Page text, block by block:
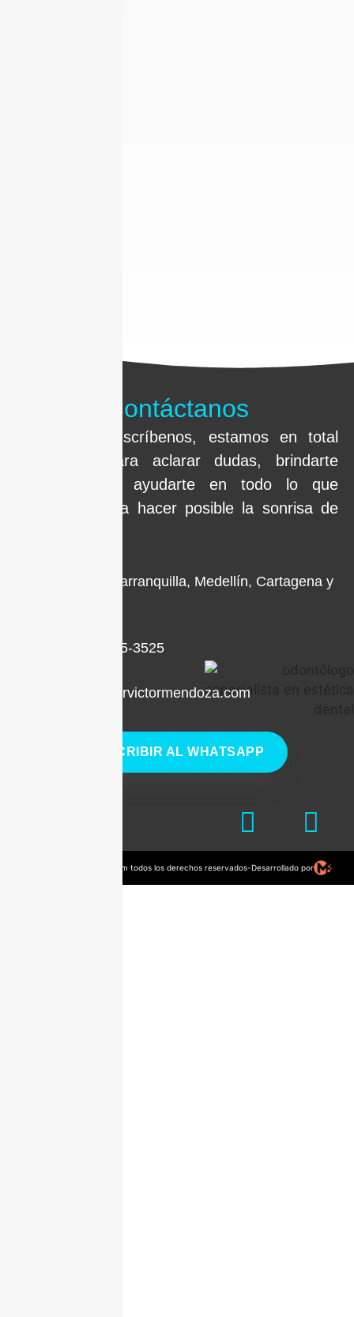
Contáctanos
Llámanos o escríbenos, estamos en total
disposición para aclarar dudas, brindarte
información y ayudarte en todo lo que
necesites hasta hacer posible la sonrisa de
Sedes en Barranquilla, Medellín, Cartagena y
+1 (786) 205-3525
contacto@drvictormendoza.com
ESCRIBIR AL WHATSAPP
© 2022 drvictormendoza.com todos los derechos reservados-Desarrollado por